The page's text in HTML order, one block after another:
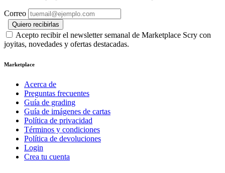
Correo
Quiero recibirlas
Acepto recibir el newsletter semanal de Marketplace Scry con
joyitas, novedades y ofertas destacadas.
Marketplace
Acerca de
Preguntas frecuentes
Guía de grading
Guía de imágenes de cartas
Política de privacidad
Términos y condiciones
Política de devoluciones
Login
Crea tu cuenta